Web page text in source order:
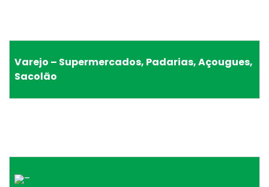
Varejo – Supermercados, Padarias, Açougues,
Sacolão
–